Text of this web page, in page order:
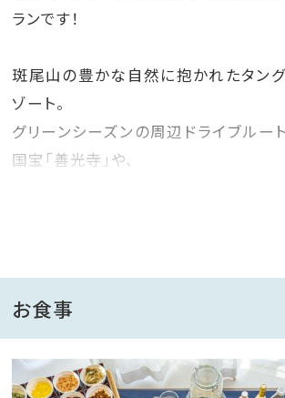
ランです！
斑尾山の豊かな自然に抱かれたタン
ゾート。
グリーンシーズンの周辺ドライブルー
国宝「善光寺」や、
人気のパワースポット「戸隠」など、見
ウィンターシーズンはホテル目の前がゲ
にも
スノーモビル（7～12歳対象）やスノー
お食事